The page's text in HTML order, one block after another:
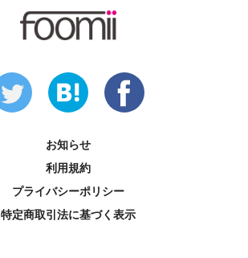
お知らせ
利用規約
プライバシーポリシー
特定商取引法に基づく表示